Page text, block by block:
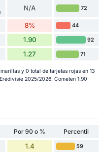
N/A 72
8% 44
1.90 92
1.27 71
y 0 total de tarjetas rojas en 13
2025/2026. Cometen 1.90
Por 90 o %
Percentil
1.4 59